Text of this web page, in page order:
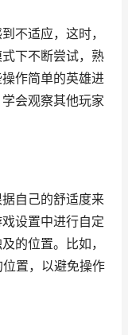
不适应，这时，
下不断尝试，熟
作简单的英雄进
会观察其他玩家
自己的舒适度来
设置中进行自定
的位置。比如，
置，以避免操作